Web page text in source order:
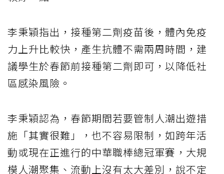
李秉穎指出，接種第二劑疫苗後，體內免疫
力上升比較快，產生抗體不需兩周時間，建
議學生於春節前接種第二劑即可，以降低社
區感染風險。
李秉穎認為，春節期間若要管制人潮出遊措
施「其實很難」，也不容易限制，如跨年活
動或現在正進行的中華職棒總冠軍賽，大規
模人潮聚集、流動上沒有太大差別，說不定